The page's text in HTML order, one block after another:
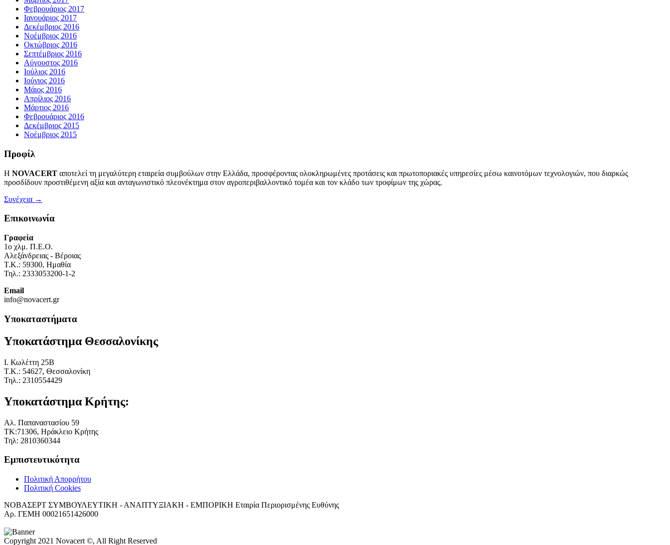
Φεβρουάριος 2017
Ιανουάριος 2017
Δεκέμβριος 2016
Νοέμβριος 2016
Οκτώβριος 2016
Σεπτέμβριος 2016
Αύγουστος 2016
Ιούλιος 2016
Ιούνιος 2016
Μάιος 2016
Απρίλιος 2016
Μάρτιος 2016
Φεβρουάριος 2016
Δεκέμβριος 2015
Νοέμβριος 2015
Προφίλ
Η NOVACERT αποτελεί τη μεγαλύτερη εταιρεία συμβούλων στην Ελλάδα, προσφέροντας ολοκληρωμένες προτάσεις και πρωτοποριακές υπηρεσίες μέσω καινοτόμων τεχνολογιών, που διαρκώς
προσδίδουν προστιθέμενη αξία και ανταγωνιστικό πλεονέκτημα στον αγροπεριβαλλοντικό τομέα και τον κλάδο των τροφίμων της χώρας.
Συνέχεια →
Επικοινωνία
Γραφεία
1o χλμ. Π.Ε.Ο.
Αλεξάνδρειας - Βέροιας
Τ.Κ.: 59300, Ημαθία
Τηλ.: 2333053200-1-2
Email
info@novacert.gr
Υποκαταστήματα
Υποκατάστημα Θεσσαλονίκης
I. Κωλέττη 25Β
Τ.Κ.: 54627, Θεσσαλονίκη
Τηλ.: 2310554429
Υποκατάστημα Κρήτης:
Αλ. Παπαναστασίου 59
ΤΚ:71306, Ηράκλειο Κρήτης
Τηλ: 2810360344
Εμπιστευτικότητα
Πολιτική Απορρήτου
Πολιτική Cookies
ΝΟΒΑΣΕΡΤ ΣΥΜΒΟΥΛΕΥΤΙΚΗ - ΑΝΑΠΤΥΞΙΑΚΗ - ΕΜΠΟΡΙΚΗ Εταιρία Περιορισμένης Ευθύνης
Αρ. ΓΕΜΗ 00021651426000
Copyright 2021 Novacert ©, All Right Reserved